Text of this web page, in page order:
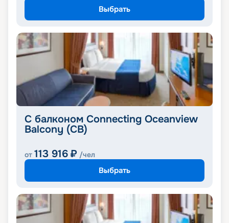
Выбрать
С балконом Connecting Oceanview
Balcony (CB)
от 113 916 ₽ /чел
Выбрать